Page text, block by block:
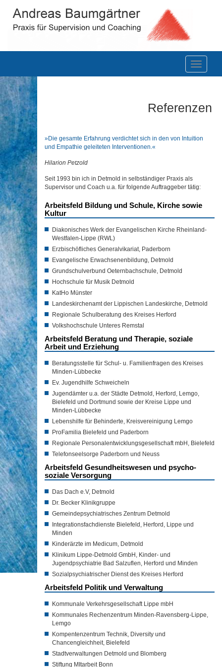
Toggle
Referenzen
»Die gesamte Erfahrung verdichtet sich in den von Intuition
und Empathie geleiteten Interventionen.«
Hilarion Petzold
Seit 1993 bin ich in Detmold in selbständiger Praxis als
Supervisor und Coach u.a. für folgende Auftraggeber tätig:
Arbeitsfeld Bildung und Schule, Kirche sowie
Kultur
Diakonisches Werk der Evangelischen Kirche Rheinland-
Westfalen-Lippe (RWL)
Erzbischöfliches Generalvikariat, Paderborn
Evangelische Erwachsenenbildung, Detmold
Grundschulverbund Oeternbachschule, Detmold
Hochschule für Musik Detmold
KatHo Münster
Landeskirchenamt der Lippischen Landeskirche, Detmold
Regionale Schulberatung des Kreises Herford
Volkshochschule Unteres Remstal
Arbeitsfeld Beratung und Therapie, soziale
Arbeit und Erziehung
Beratungsstelle für Schul- u. Familienfragen des Kreises
Minden-Lübbecke
Ev. Jugendhilfe Schweicheln
Jugendämter u.a. der Städte Detmold, Herford, Lemgo,
Bielefeld und Dortmund sowie der Kreise Lippe und
Minden-Lübbecke
Lebenshilfe für Behinderte, Kreisvereinigung Lemgo
ProFamilia Bielefeld und Paderborn
Regionale Personalentwicklungsgesellschaft mbH, Bielefeld
Telefonseelsorge Paderborn und Neuss
Arbeitsfeld Gesundheitswesen und psycho-
soziale Versorgung
Das Dach e.V, Detmold
Dr. Becker Klinikgruppe
Gemeindepsychiatrisches Zentrum Detmold
Integrationsfachdienste Bielefeld, Herford, Lippe und
Minden
Kinderärzte im Medicum, Detmold
Klinikum Lippe-Detmold GmbH, Kinder- und
Jugendpsychiatrie Bad Salzuflen, Herford und Minden
Sozialpsychiatrischer Dienst des Kreises Herford
Arbeitsfeld Politik und Verwaltung
Kommunale Verkehrsgesellschaft Lippe mbH
Kommunales Rechenzentrum Minden-Ravensberg-Lippe,
Lemgo
Kompentenzentrum Technik, Diversity und
Chancengleichheit, Bielefeld
Stadtverwaltungen Detmold und Blomberg
Stiftung MItarbeit Bonn